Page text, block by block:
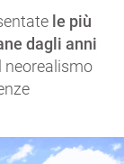
le più
dagli anni
neorealismo